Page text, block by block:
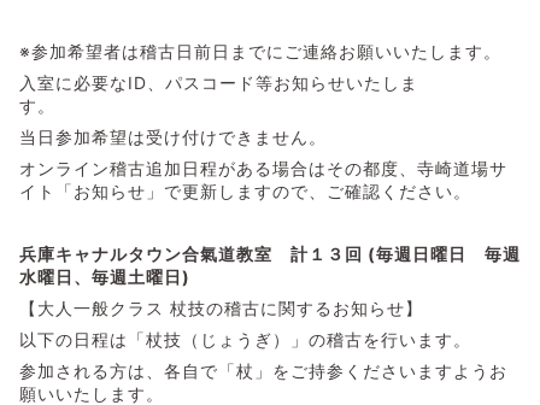
※参加希望者は稽古日前日までにご連絡お願いいたします。
入室に必要なID、パスコード等お知らせいたしま
す。
当日参加希望は受け付けできません。
オンライン稽古追加日程がある場合はその都度、寺崎道場サ
イト「お知らせ」で更新しますので、ご確認ください。
兵庫キャナルタウン合氣道教室 計１３回 (毎週 日曜日 毎週
水曜日、 毎週土曜日)
【大人一般クラス 杖技の稽古に関するお知らせ】
以下の日程は「杖技（じょうぎ）」の稽古を行います。
参加される方は、各自で「杖」をご持参くださいますようお
願いいたします。